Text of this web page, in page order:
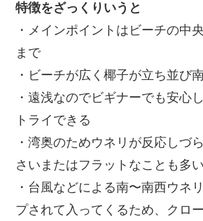
特徴をざっくりいうと
・メインポイントはビーチの中
まで
・ビーチが広く椰子が立ち並び
・遠浅なのでビギナーでも安心
トライできる
・湾奥のためウネリが反応しづ
さいまたはフラットなことも多い
・台風などによる南〜南西ウネ
プされて入ってくるため、クロ